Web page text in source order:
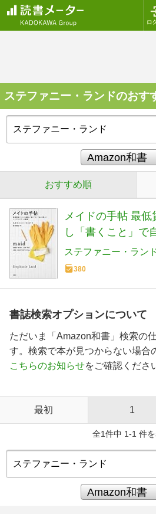
ステファニー・ランドのおす
おすすめ順
メイドの手帖 最
し「書くこと」で
ルマザーの物語
ステファニー・ラン
380
書誌検索オプションについて
ただいま「Amazon和書」検索の
す。検索で本が見つからない場合
こちらのお知らせをご確認くださ
最初 1
全1件中 1-1 件